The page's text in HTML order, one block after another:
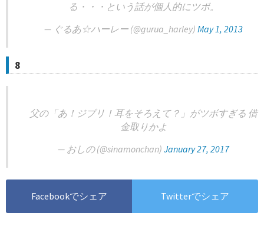
る・・・という話が個人的にツボ。
— ぐるあ☆ハーレー (@gurua_harley) May 1, 2013
8
父の「あ！ジブリ！耳をそろえて？」がツボすぎる 借
金取りかよ
— おしの (@sinamonchan) January 27, 2017
Facebookでシェア Twitterでシェア